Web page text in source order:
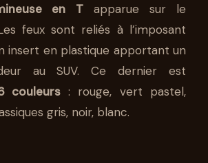
en Tapparue sur le
feux sont reliés à l’imposant
insert en plastique apportant un
au SUV. Ce dernier est
couleurs: rouge, vert pastel,
gris, noir, blanc.